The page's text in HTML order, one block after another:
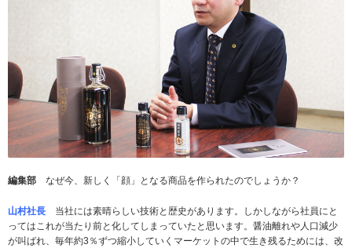
編集部 なぜ今、新しく「顔」となる商品を作られたのでしょうか？
山村社長
当社には素晴らしい技術と歴史があります。しかしながら社員にと
ってはこれが当たり前と化してしまっていたと思います。醤油離れや人口減少
が叫ばれ、毎年約3％ずつ縮小していくマーケットの中で生き残るためには、改